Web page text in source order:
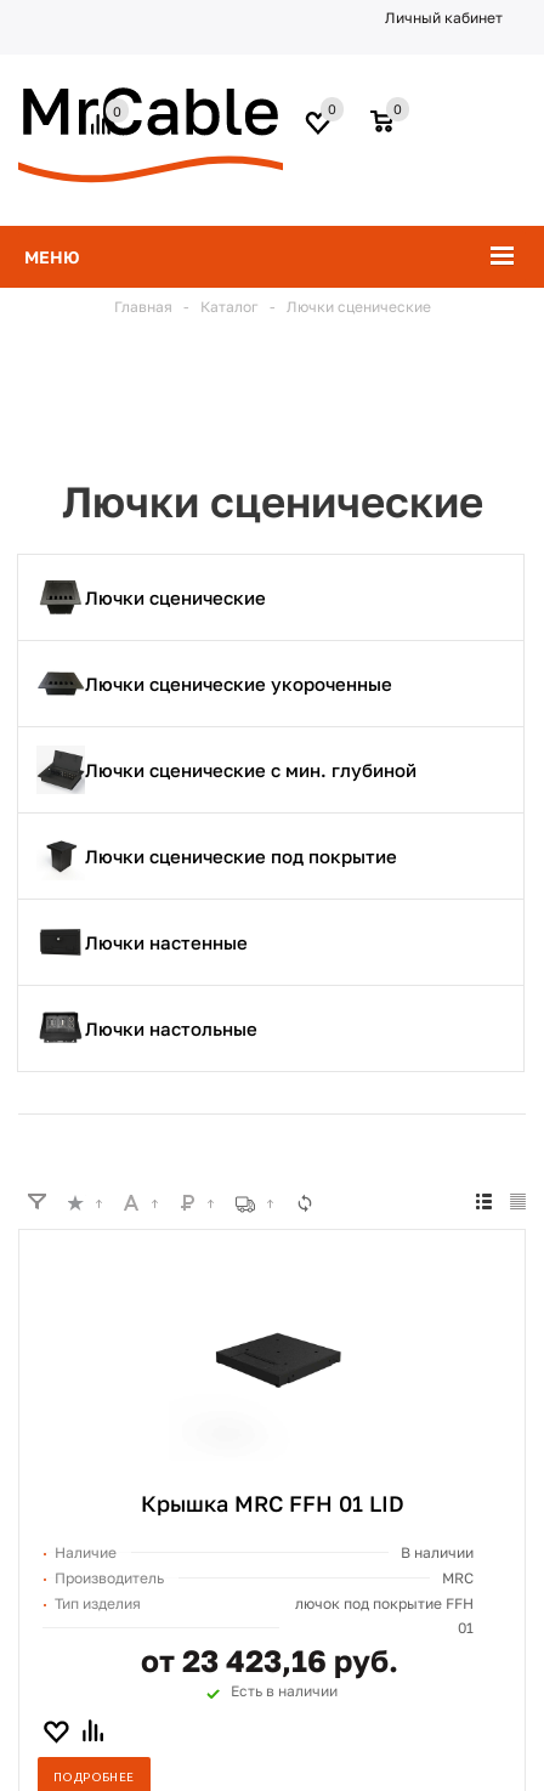
Личный кабинет
МЕНЮ
0
0
0
Главная - Каталог - Лючки сценические
Лючки сценические
Лючки сценические
Лючки сценические укороченные
Лючки сценические с мин. глубиной
Лючки сценические под покрытие
Лючки настенные
Лючки настольные
Крышка MRC FFH 01 LID
Наличие
В наличии
Производитель
MRC
Тип изделия
лючок под покрытие FFH
01
от 23 423,16 руб.
Есть в наличии
ПОДРОБНЕЕ